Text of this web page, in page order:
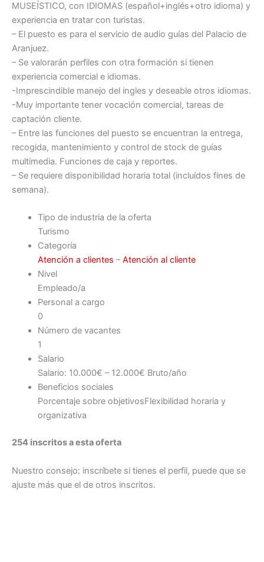
MUSEÍSTICO, con IDIOMAS (español+inglés+otro idioma) y
experiencia en tratar con turistas.
– El puesto es para el servicio de audio guías del Palacio de
Aranjuez.
– Se valorarán perfiles con otra formación si tienen
experiencia comercial e idiomas.
-Imprescindible manejo del ingles y deseable otros idiomas.
-Muy importante tener vocación comercial, tareas de
captación cliente.
– Entre las funciones del puesto se encuentran la entrega,
recogida, mantenimiento y control de stock de guías
multimedia. Funciones de caja y reportes.
– Se requiere disponibilidad horaria total (incluídos fines de
semana).
Tipo de industria de la oferta
Turismo
Categoría
Atención a clientes –Atención al cliente
Nivel
Empleado/a
Personal a cargo
0
Número de vacantes
1
Salario
Salario: 10.000€ – 12.000€ Bruto/año
Beneficios sociales
Porcentaje sobre objetivosFlexibilidad horaria y
organizativa
254 inscritos a esta oferta
Nuestro consejo: inscríbete si tienes el perfil, puede que se
ajuste más que el de otros inscritos.